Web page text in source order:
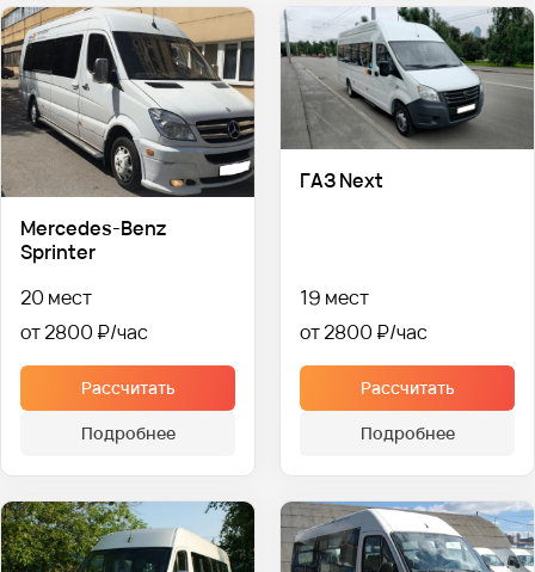
Mercedes-Benz
Sprinter
20 мест
от 2800 ₽
Рассчитать
Подробнее
ГАЗ Next
19 мест
от 2800 ₽
Рассчитать
Подробнее